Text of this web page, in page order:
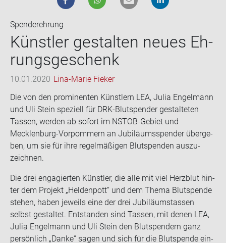
Spenderehrung
Künst­ler ge­stal­ten neues Eh­
rungs­ge­schenk
10.01.2020 Lina-Marie Fieker
Die von den pro­mi­nen­ten Künst­lern LEA, Julia En­gel­mann
und Uli Stein spe­zi­ell für DRK-​Blutspender ge­stal­te­ten
Tas­sen, wer­den ab so­fort im NSTOB-​Gebiet und
Mecklenburg-​Vorpommern an Ju­bi­lä­ums­spen­der über­ge­
ben, um sie für ihre re­gel­mä­ßi­gen Blut­spen­den aus­zu­
zeich­nen.
Die drei en­ga­gier­ten Künst­ler, die alle mit viel Herz­blut hin­
ter dem Pro­jekt „Hel­den­pott“ und dem Thema Blut­spen­de
ste­hen, haben je­weils eine der drei Ju­bi­lä­umstas­sen
selbst ge­stal­tet. Ent­stan­den sind Tas­sen, mit denen LEA,
Julia En­gel­mann und Uli Stein den Blut­spen­dern ganz
per­sön­lich „Danke“ sagen und sich für die Blut­spen­de ein­